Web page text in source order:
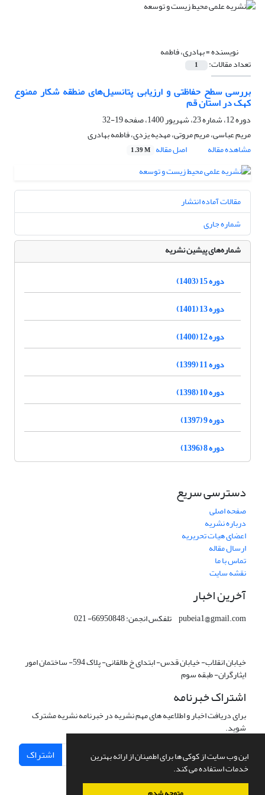
این وب سایت از کوکی ها برای اطمینان از ارائه بهترین
خدمات استفاده می کند.
نویسنده =بهادری، فاطمه
تعداد مقالات: 1
بررسی سطح حفاظتی و ارزیابی پتانسیل‌های منطقه شکار ممنوع
کهک در استان قم
دوره 12، شماره 23، شهریور 1400، صفحه
19-32
مریم عباسی، مریم مروتی، مهدیه یزدی، فاطمه بهادری
مشاهده مقاله
اصل مقاله 1.39 M
مقالات آماده انتشار
شماره جاری
شماره‌های پیشین نشریه
دوره 15 (1403)
دوره 13 (1401)
دوره 12 (1400)
دوره 11 (1399)
دوره 10 (1398)
دوره 9 (1397)
دوره 8 (1396)
دسترسی سریع
صفحه اصلی
درباره نشریه
اعضای هیات تحریریه
ارسال مقاله
تماس با ما
نقشه سایت
آخرین اخبار
pubeia1@gmail.com تلفکس انجمن: 66950848- 021
خیابان انقلاب- خیابان قدس- ابتدای خ طالقانی- پلاک 594- ساختمان امور
ایثارگران- طبقه سوم
اشتراک خبرنامه
برای دریافت اخبار و اطلاعیه های مهم نشریه در خبرنامه نشریه مشترک
شوید.
اشتراک